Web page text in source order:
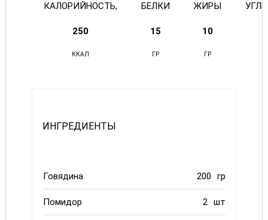
КАЛОРИЙНОСТЬ, БЕЛКИ ЖИРЫ
250 15 10
ККАЛ ГР ГР
ИНГРЕДИЕНТЫ
Говядина 200 гр
Помидор 2 шт